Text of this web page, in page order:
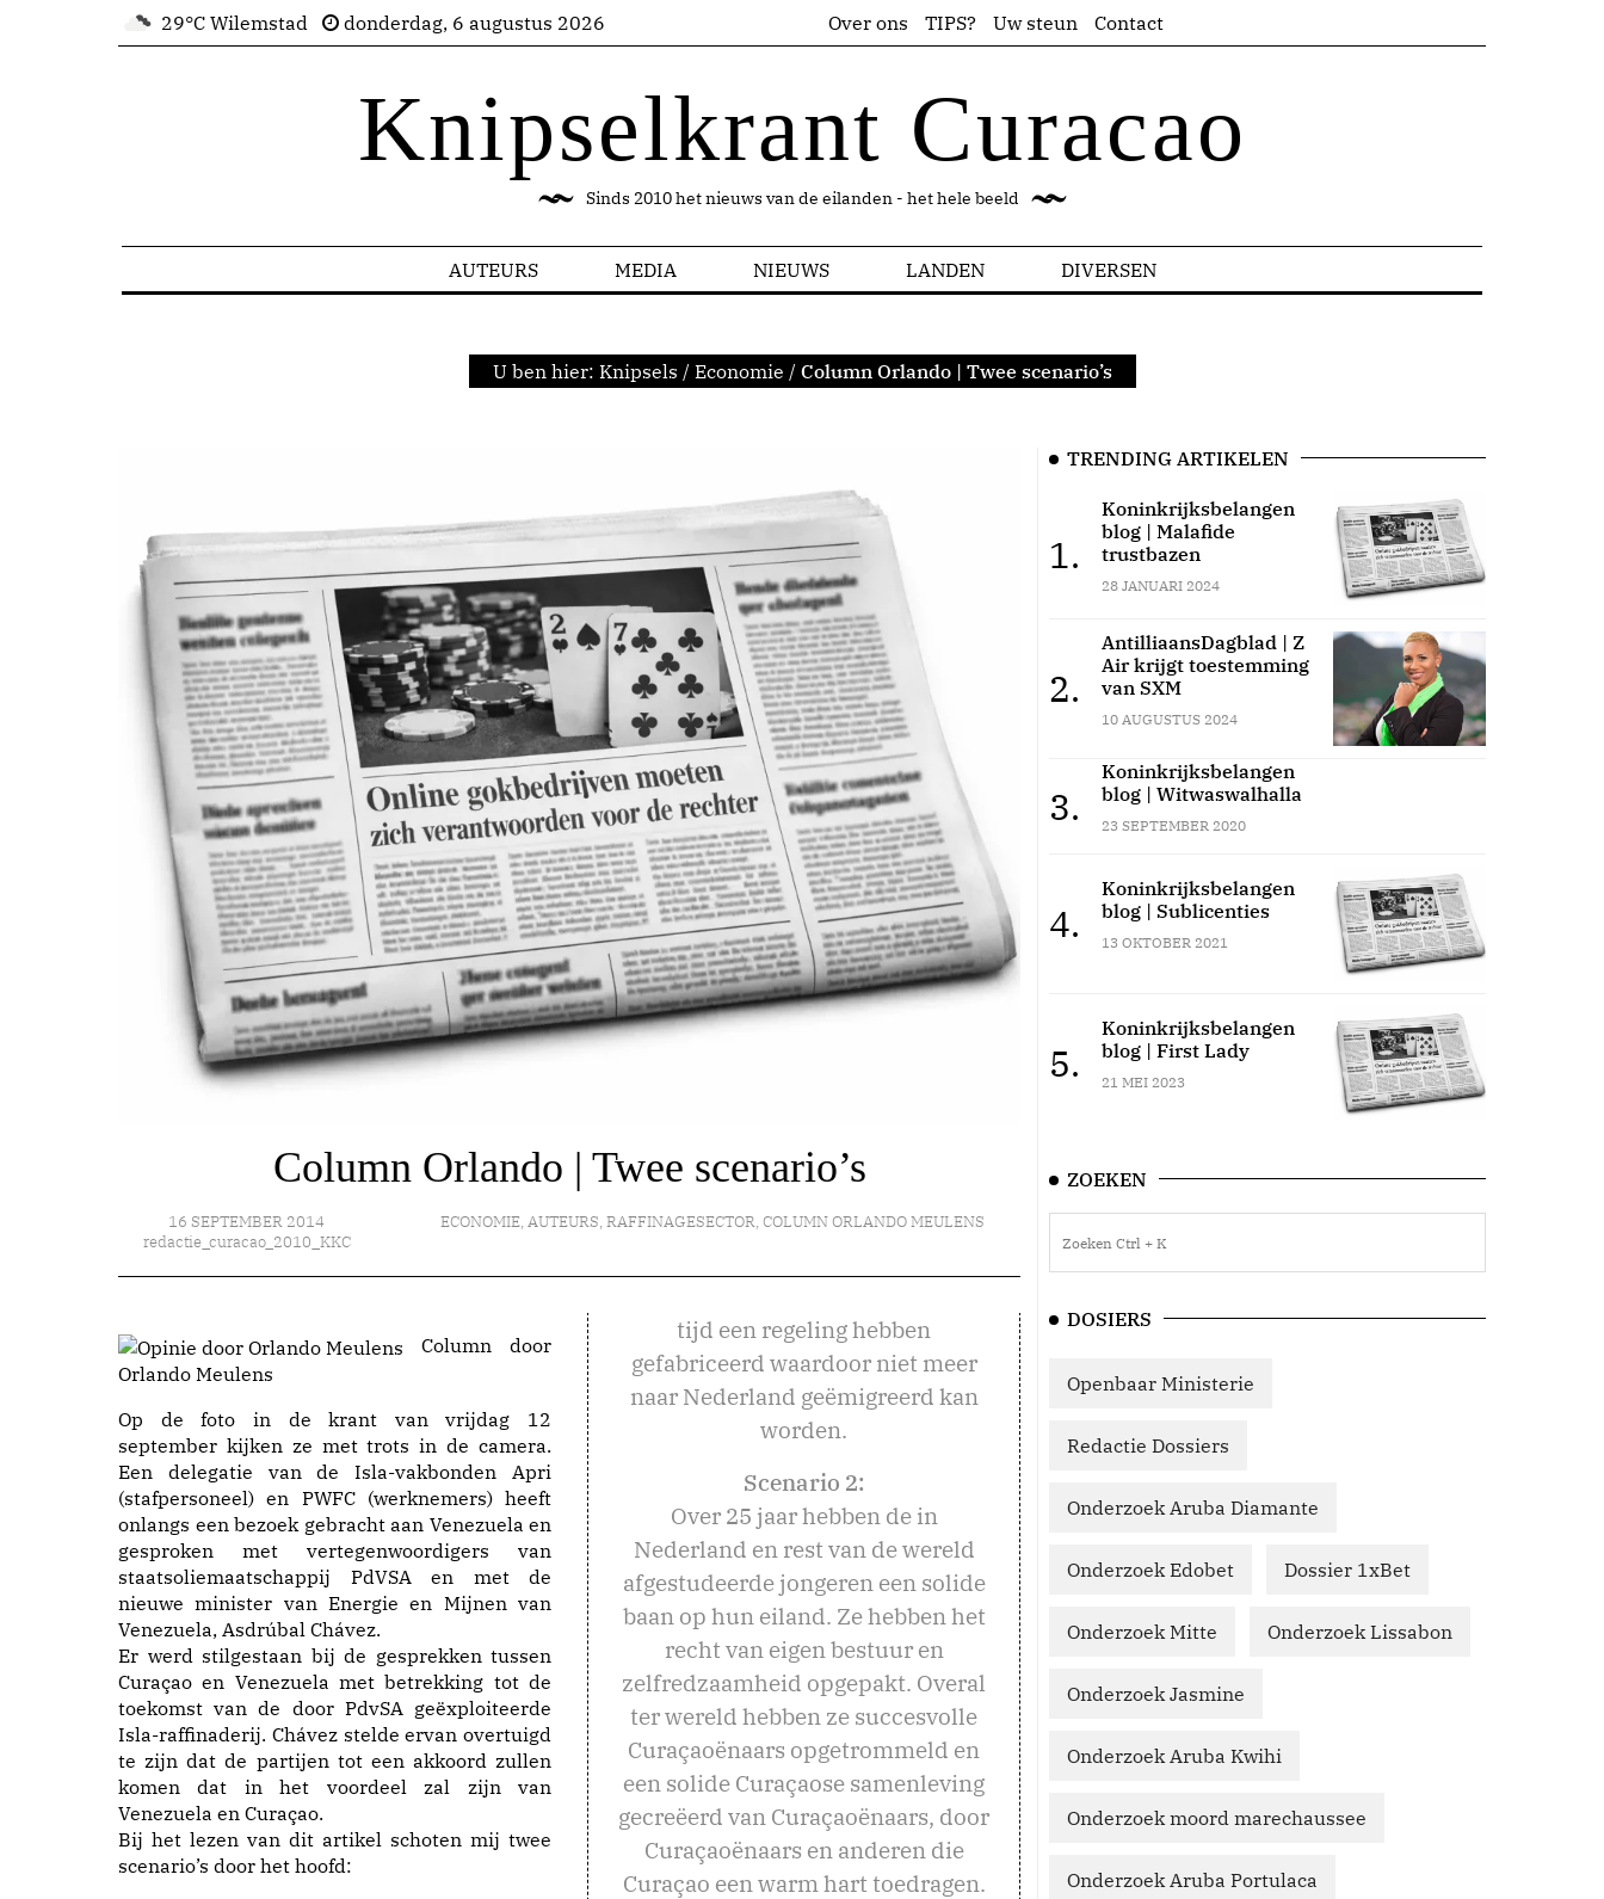
29°C Wilemstad donderdag, 6 augustus 2026 Over ons TIPS? Uw steun Contact
Knipselkrant Curacao
Sinds 2010 het nieuws van de eilanden - het hele beeld
AUTEURS MEDIA NIEUWS LANDEN DIVERSEN
U ben hier: Knipsels / Economie / Column Orlando | Twee scenario’s
Column Orlando | Twee scenario’s
16 SEPTEMBER 2014
redactie_curacao_2010_KKC
ECONOMIE, AUTEURS, RAFFINAGESECTOR, COLUMN ORLANDO MEULENS
Column door
Orlando Meulens
Op de foto in de krant van vrijdag 12
september kijken ze met trots in de camera.
Een delegatie van de Isla-vakbonden Apri
(stafpersoneel) en PWFC (werknemers) heeft
onlangs een bezoek gebracht aan Venezuela en
gesproken met vertegenwoordigers van
staatsoliemaatschappij PdVSA en met de
nieuwe minister van Energie en Mijnen van
Venezuela, Asdrúbal Chávez.
Er werd stilgestaan bij de gesprekken tussen
Curaçao en Venezuela met betrekking tot de
toekomst van de door PdvSA geëxploiteerde
Isla-raffinaderij. Chávez stelde ervan overtuigd
te zijn dat de partijen tot een akkoord zullen
komen dat in het voordeel zal zijn van
Venezuela en Curaçao.
Bij het lezen van dit artikel schoten mij twee
scenario’s door het hoofd:
tijd een regeling hebben
gefabriceerd waardoor niet meer
naar Nederland geëmigreerd kan
worden.
Scenario 2:
Over 25 jaar hebben de in
Nederland en rest van de wereld
afgestudeerde jongeren een solide
baan op hun eiland. Ze hebben het
recht van eigen bestuur en
zelfredzaamheid opgepakt. Overal
ter wereld hebben ze succesvolle
Curaçaoënaars opgetrommeld en
een solide Curaçaose samenleving
gecreëerd van Curaçaoënaars, door
Curaçaoënaars en anderen die
Curaçao een warm hart toedragen.
TRENDING ARTIKELEN
1.
Koninkrijksbelangen
blog | Malafide
trustbazen
28 JANUARI 2024
2.
AntilliaansDagblad | Z
Air krijgt toestemming
van SXM
10 AUGUSTUS 2024
3.
Koninkrijksbelangen
blog | Witwaswalhalla
23 SEPTEMBER 2020
4.
Koninkrijksbelangen
blog | Sublicenties
13 OKTOBER 2021
5.
Koninkrijksbelangen
blog | First Lady
21 MEI 2023
ZOEKEN
DOSIERS
Openbaar Ministerie
Redactie Dossiers
Onderzoek Aruba Diamante
Onderzoek Edobet Dossier 1xBet
Onderzoek Mitte Onderzoek Lissabon
Onderzoek Jasmine
Onderzoek Aruba Kwihi
Onderzoek moord marechaussee
Onderzoek Aruba Portulaca